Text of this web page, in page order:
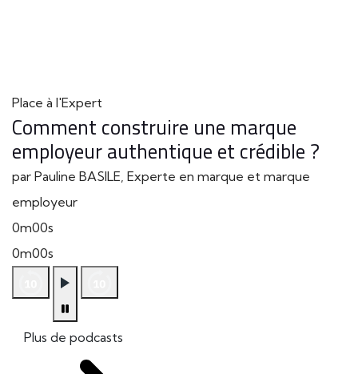
Place à l'Expert
Comment construire une marque
employeur authentique et crédible ?
par Pauline BASILE, Experte en marque et marque
employeur
0m00s
0m00s
Plus de podcasts